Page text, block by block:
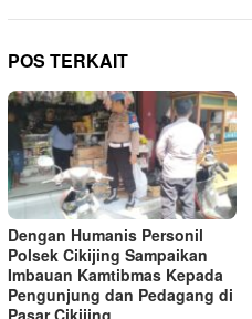
POS TERKAIT
Dengan Humanis Personil
Polsek Cikijing Sampaikan
Imbauan Kamtibmas Kepada
Pengunjung dan Pedagang di